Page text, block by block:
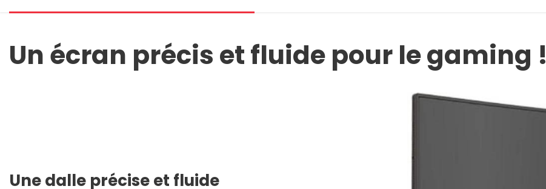
Un écran précis et fluide pour le gaming !
Une dalle précise et fluide